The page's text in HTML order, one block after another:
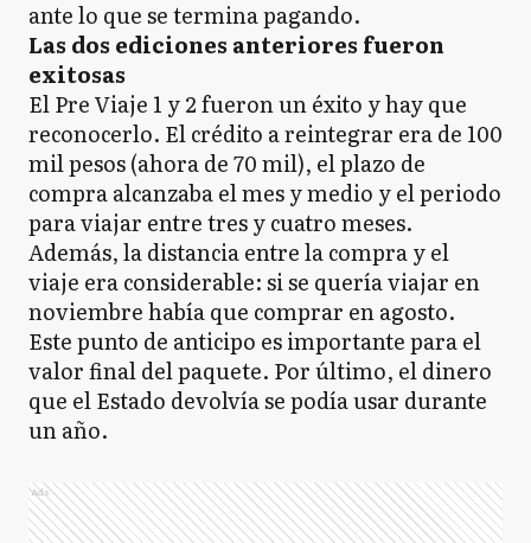
ante lo que se termina pagando.
Las dos ediciones anteriores fueron
exitosas
El Pre Viaje 1 y 2 fueron un éxito y hay que
reconocerlo. El crédito a reintegrar era de 100
mil pesos (ahora de 70 mil), el plazo de
compra alcanzaba el mes y medio y el periodo
para viajar entre tres y cuatro meses.
Además, la distancia entre la compra y el
viaje era considerable: si se quería viajar en
noviembre había que comprar en agosto.
Este punto de anticipo es importante para el
valor final del paquete. Por último, el dinero
que el Estado devolvía se podía usar durante
un año.
Ads